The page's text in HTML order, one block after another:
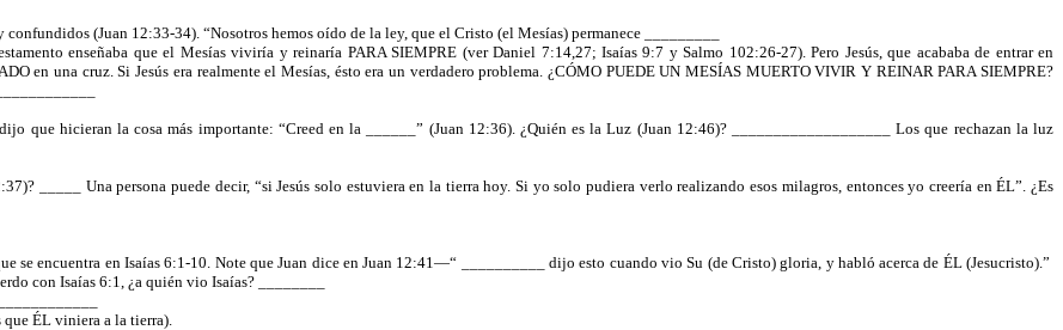
(Juan 12:33-34). “Nosotros hemos oído de la ley, que el Cristo (el Mesías) permanece _________
enseñaba que el Mesías viviría y reinaría PARA SIEMPRE (ver Daniel 7:14,27; Isaías 9:7 y Salmo 102:26-27). Pero Jesús, que acababa de entrar en
en una cruz. Si Jesús era realmente el Mesías, ésto era un verdadero problema. ¿CÓMO PUEDE UN MESÍAS MUERTO VIVIR Y REINAR PARA SIEMPRE?
que hicieran la cosa más importante: “Creed en la ______” (Juan 12:36). ¿Quién es la Luz (Juan 12:46)? ___________________ Los que rechazan la luz
_____ Una persona puede decir, “si Jesús solo estuviera en la tierra hoy. Si yo solo pudiera verlo realizando esos milagros, entonces yo creería en ÉL”. ¿Es
se encuentra en Isaías 6:1-10. Note que Juan dice en Juan 12:41—“ __________ dijo esto cuando vio Su (de Cristo) gloria, y habló acerca de ÉL (Jesucristo).”
con Isaías 6:1, ¿a quién vio Isaías? ________
que ÉL viniera a la tierra).